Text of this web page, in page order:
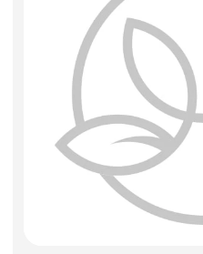
Игрушки мягкие
Сухоцветы